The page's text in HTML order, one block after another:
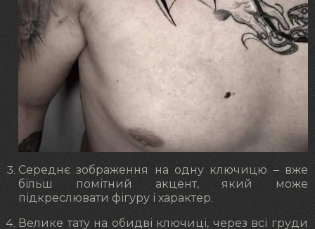
Середнє зображення на одну ключицю – вже
більш помітний акцент, який може
підкреслювати фігуру і характер.
Велике тату на обидві ключиці, через всі груди